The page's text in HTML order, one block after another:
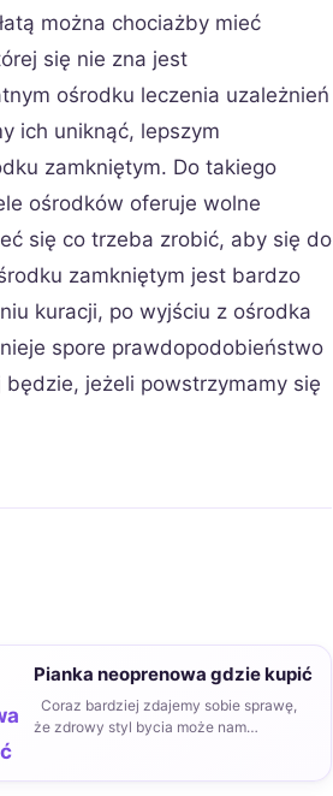
można chociażby mieć
się nie zna jest
ośrodku leczenia uzależnień
ich uniknąć, lepszym
zamkniętym. Do takiego
ośrodków oferuje wolne
się co trzeba zrobić, aby się do
zamkniętym jest bardzo
kuracji, po wyjściu z ośrodka
spore prawdopodobieństwo
jeżeli powstrzymamy się
Pianka neoprenowa gdzie kupić
Coraz bardziej zdajemy sobie sprawę,
że zdrowy styl bycia może nam